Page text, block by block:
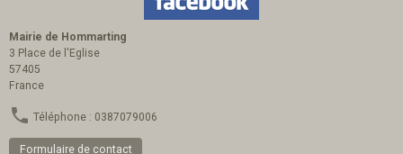
Mairie de Hommarting
3 Place de l'Eglise
57405
France
Téléphone : 0387079006
Formulaire de contact